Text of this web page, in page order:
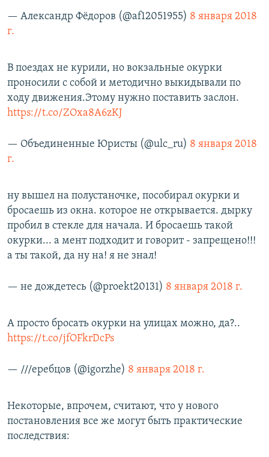
— Александр Фёдоров (@af12051955) 8 января 2018
г.
В поездах не курили, но вокзальные окурки
проносили с собой и методично выкидывали по
ходу движения.Этому нужно поставить заслон.
https://t.co/ZOxa8A6zKJ
— Объединенные Юристы (@ulc_ru) 8 января 2018
г.
ну вышел на полустаночке, пособирал окурки и
бросаешь из окна. которое не открывается. дырку
пробил в стекле для начала. И бросаешь такой
окурки... а мент подходит и говорит - запрещено!!!
а ты такой, да ну на! я не знал!
— не дождетесь (@proekt20131) 8 января 2018 г.
А просто бросать окурки на улицах можно, да?..
https://t.co/jfOFkrDcPs
— ///еребцов (@igorzhe) 8 января 2018 г.
Некоторые, впрочем, считают, что у нового
постановления все же могут быть практические
последствия: